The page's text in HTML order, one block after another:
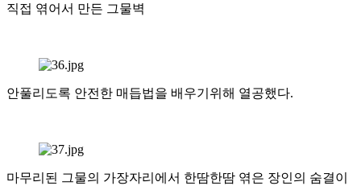
직접 엮어서 만든 그물벽
안풀리도록 안전한 매듭법을 배우기위해 열공했다.
마무리된 그물의 가장자리에서 한땀한땀 엮은 장인의 숨결이